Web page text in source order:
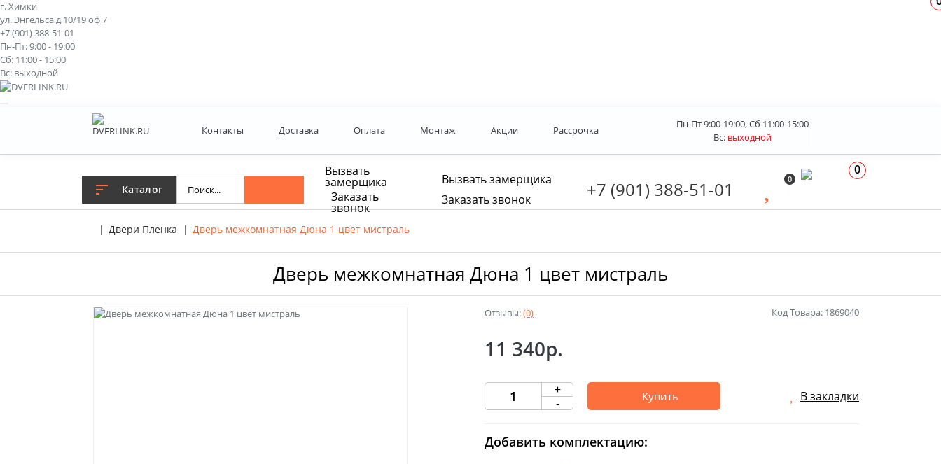
г. Химки
ул. Энгельса д 10/19 оф 7
+7 (901) 388-51-01
Пн-Пт: 9:00 - 19:00
Сб: 11:00 - 15:00
Вс: выходной
Контакты Доставка Оплата Монтаж Акции Рассрочка
Пн-Пт 9:00-19:00, Сб 11:00-15:00
Вс: выходной
Каталог
Вызвать
замерщика
Заказать
звонок
Вызвать замерщика
Заказать звонок
+7 (901) 388-51-01 0
0
Двери Пленка Дверь межкомнатная Дюна 1 цвет мистраль
Дверь межкомнатная Дюна 1 цвет мистраль
Отзывы:(0) Код Товара: 1869040
11 340р.
+
-
Купить В закладки
Добавить комплектацию: